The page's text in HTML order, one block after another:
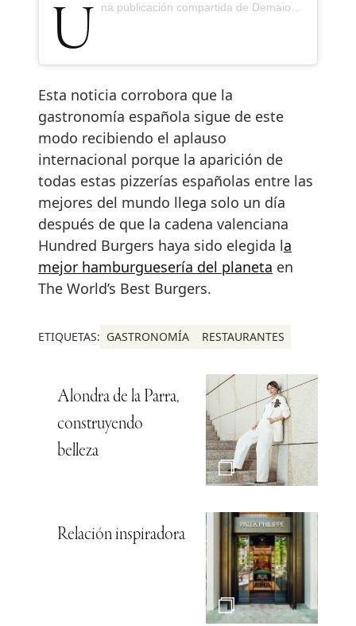
Una publicación compartida de Demaio Pizza Gourmet (@demaio_bilbao)
Esta noticia corrobora que la
gastronomía española sigue de este
modo recibiendo el aplauso
internacional porque la aparición de
todas estas pizzerías españolas entre las
mejores del mundo llega solo un día
después de que la cadena valenciana
Hundred Burgers haya sido elegida la
mejor hamburguesería del planeta en
The World’s Best Burgers.
ETIQUETAS: GASTRONOMÍA RESTAURANTES
Alondra de la Parra,
construyendo
belleza
Relación inspiradora